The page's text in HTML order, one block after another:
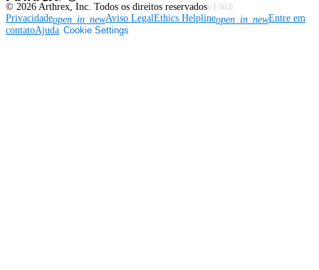
© 2026 Arthrex, Inc. Todos os direitos reservadosv3.56.0
Privacidadeopen_in_newAviso LegalEthics Helplineopen_in_newEntre em
contatoAjuda Cookie Settings